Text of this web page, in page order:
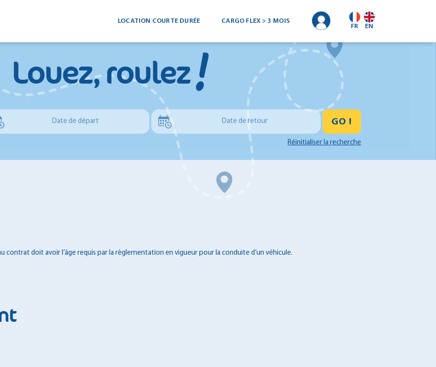
LOCATION COURTE DURÉE CARGO FLEX > 3 MOIS
FR EN
Louez, roulez!
Date de départ Date de retour GO !
Réinitialiser la recherche
contrat doit avoir l’âge requis par la règlementation en vigueur pour la conduite d’un véhicule.